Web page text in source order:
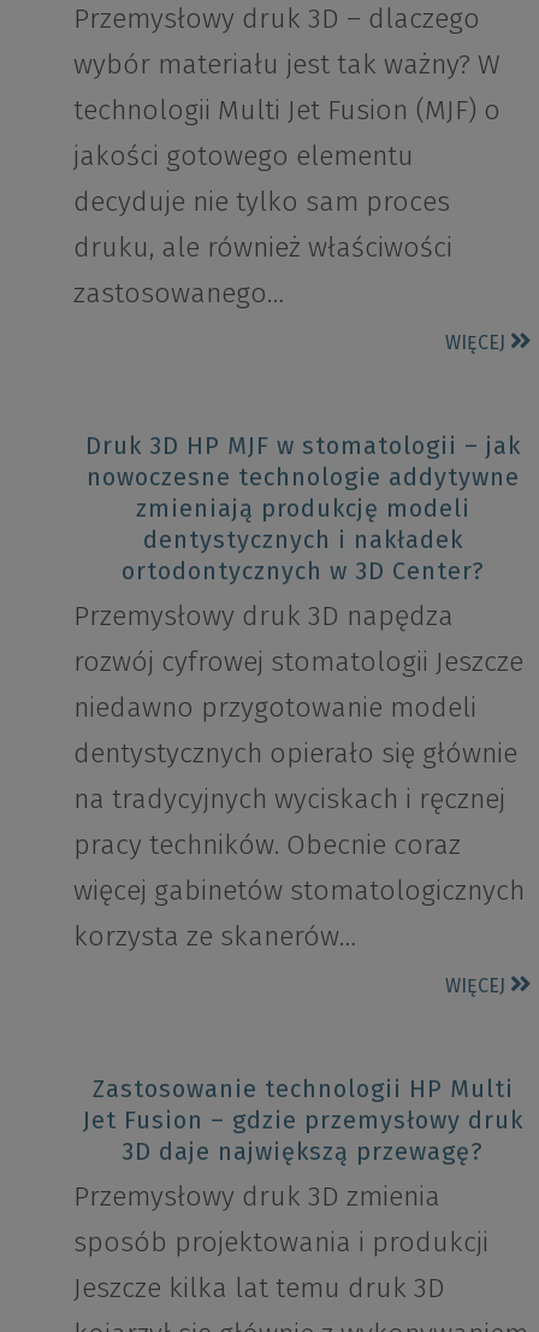
Przemysłowy druk 3D – dlaczego
wybór materiału jest tak ważny? W
technologii Multi Jet Fusion (MJF) o
jakości gotowego elementu
decyduje nie tylko sam proces
druku, ale również właściwości
zastosowanego…
WIĘCEJ
Druk 3D HP MJF w stomatologii – jak
nowoczesne technologie addytywne
zmieniają produkcję modeli
dentystycznych i nakładek
ortodontycznych w 3D Center?
Przemysłowy druk 3D napędza
rozwój cyfrowej stomatologii Jeszcze
niedawno przygotowanie modeli
dentystycznych opierało się głównie
na tradycyjnych wyciskach i ręcznej
pracy techników. Obecnie coraz
więcej gabinetów stomatologicznych
korzysta ze skanerów…
WIĘCEJ
Zastosowanie technologii HP Multi
Jet Fusion – gdzie przemysłowy druk
3D daje największą przewagę?
Przemysłowy druk 3D zmienia
sposób projektowania i produkcji
Jeszcze kilka lat temu druk 3D